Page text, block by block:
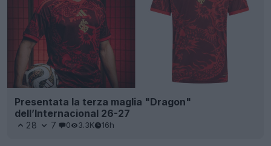
Presentata la terza maglia "Dragon"
dell’Internacional 26-27
28 7 0 3.3K 16h